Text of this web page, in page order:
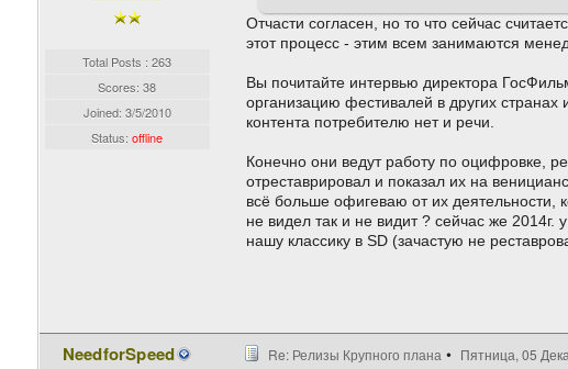
Total Posts : 263
Scores: 38
Joined: 3/5/2010
Status:offline
Отчасти согласен, но то что сейчас
этот процесс - этим всем занимаются
Вы почитайте интервью директора
организацию фестивалей в других странах
контента потребителю нет и речи.
Конечно они ведут работу по оцифровке,
отреставрировал и показал их на
всё больше офигеваю от их деятельности,
не видел так и не видит ? сейчас же
нашу классику в SD (зачастую не
NeedforSpeed Re: Релизы Крупного плана Пятница, 05